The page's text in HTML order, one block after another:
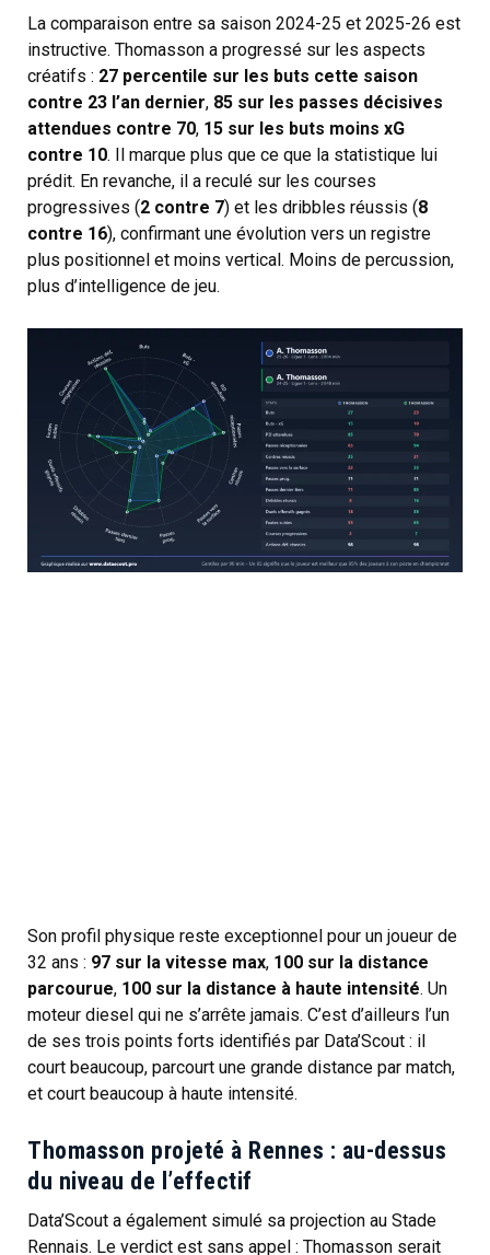
La comparaison entre sa saison 2024-25 et 2025-26 est
instructive. Thomasson a progressé sur les aspects
créatifs : 27 percentile sur les buts cette saison
contre 23 l’an dernier, 85 sur les passes décisives
attendues contre 70, 15 sur les buts moins xG
contre 10. Il marque plus que ce que la statistique lui
prédit. En revanche, il a reculé sur les courses
progressives (2 contre 7) et les dribbles réussis (8
contre 16), confirmant une évolution vers un registre
plus positionnel et moins vertical. Moins de percussion,
plus d’intelligence de jeu.
Son profil physique reste exceptionnel pour un joueur de
32 ans : 97 sur la vitesse max, 100 sur la distance
parcourue, 100 sur la distance à haute intensité. Un
moteur diesel qui ne s’arrête jamais. C’est d’ailleurs l’un
de ses trois points forts identifiés par Data’Scout : il
court beaucoup, parcourt une grande distance par match,
et court beaucoup à haute intensité.
Thomasson projeté à Rennes : au-dessus
du niveau de l’effectif
Data’Scout a également simulé sa projection au Stade
Rennais. Le verdict est sans appel : Thomasson serait